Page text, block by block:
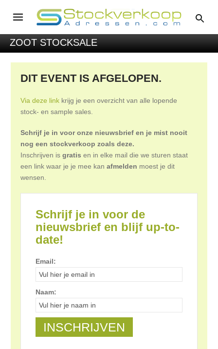
ZOOT STOCKSALE
DIT EVENT IS AFGELOPEN.
Via deze link krijg je een overzicht van alle lopende
stock- en sample sales.
Schrijf je in voor onze nieuwsbrief en je mist nooit
nog een stockverkoop zoals deze.
Inschrijven isgratis en in elke mail die we sturen staat
een link waar je je mee kanafmelden moest je dit
wensen.
Schrijf je in voor de
nieuwsbrief en blijf up-to-
date!
Email:
Naam: